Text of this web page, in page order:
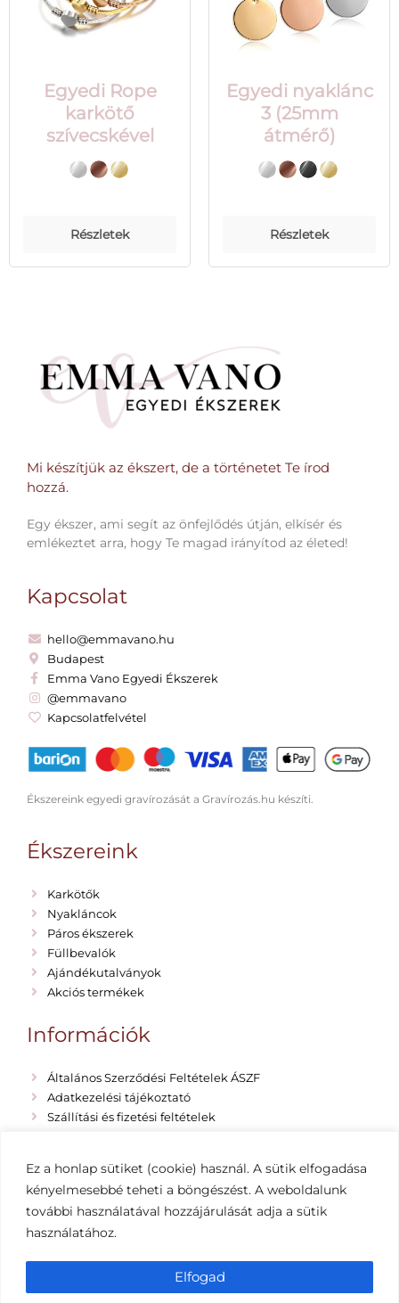
Ez a honlap sütiket (cookie) használ. A sütik elfogadása
kényelmesebbé teheti a böngészést. A weboldalunk
további használatával hozzájárulását adja a sütik
használatához.
Elfogad
Egyedi Rope
karkötő
szívecskével
Részletek
Egyedi nyaklánc
3 (25mm
átmérő)
Részletek
Mi készítjük az ékszert, de a történetet Te írod
hozzá.​
Egy ékszer, ami segít az önfejlődés útján, elkísér és
emlékeztet arra, hogy Te magad irányítod az életed!
Kapcsolat
hello@emmavano.hu
Budapest
Emma Vano Egyedi Ékszerek
@emmavano
Kapcsolatfelvétel
Ékszereink egyedi gravírozását a Gravírozás.hu készíti.
Ékszereink
Karkötők
Nyakláncok
Páros ékszerek
Füllbevalók
Ajándékutalványok
Akciós termékek
Információk
Általános Szerződési Feltételek ÁSZF
Adatkezelési tájékoztató
Szállítási és fizetési feltételek
Impresszum
Copyright 2019-2022 EMMA VANO egyedi ékszerek
és Szabó Ariel – SEO-kivitelezés: